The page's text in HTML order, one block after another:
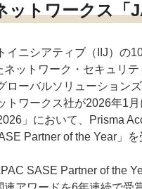
ットワークス「
イニシアティブ（IIJ）の
ットワーク・セキュリ
ローバルソリューション
トワークス社が2026年1
」において、Prisma
Partner of the Year」を
SASE Partner of the